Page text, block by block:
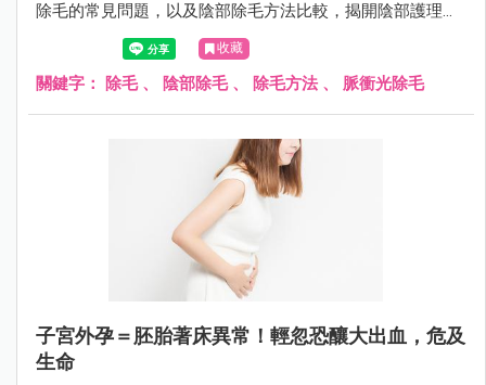
除毛的常見問題，以及陰部除毛方法比較，揭開陰部護理的
收藏
關鍵字： 除毛、 陰部除毛、 除毛方法 、 脈衝光除毛
子宮外孕＝胚胎著床異常！輕忽恐釀大出血，危及
生命